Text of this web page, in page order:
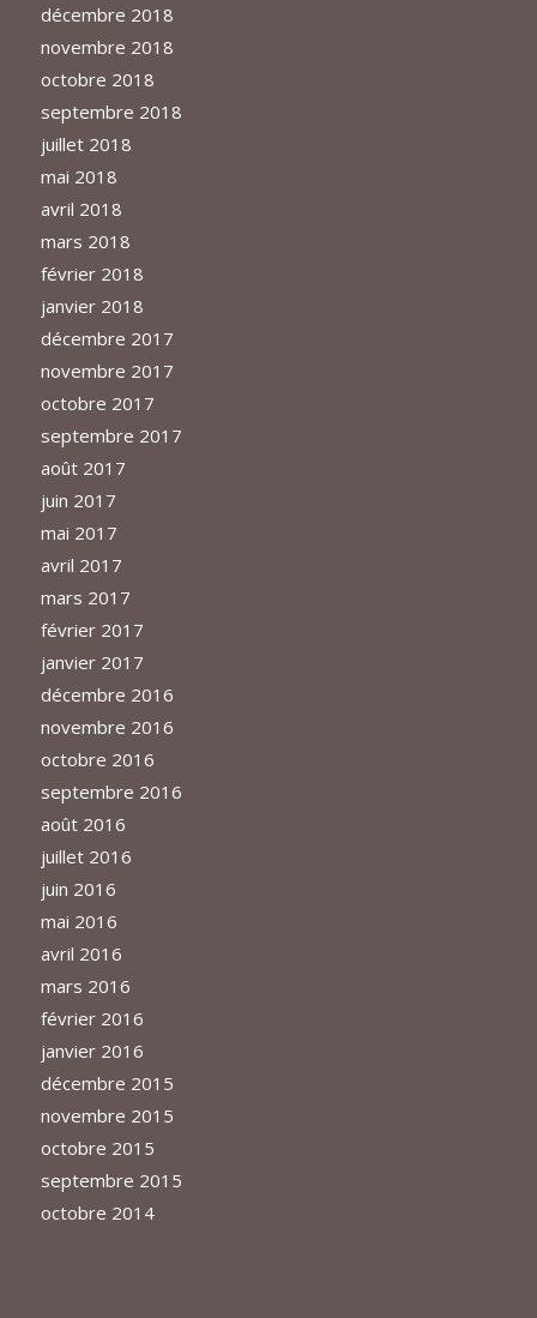
décembre 2018
novembre 2018
octobre 2018
septembre 2018
juillet 2018
mai 2018
avril 2018
mars 2018
février 2018
janvier 2018
décembre 2017
novembre 2017
octobre 2017
septembre 2017
août 2017
juin 2017
mai 2017
avril 2017
mars 2017
février 2017
janvier 2017
décembre 2016
novembre 2016
octobre 2016
septembre 2016
août 2016
juillet 2016
juin 2016
mai 2016
avril 2016
mars 2016
février 2016
janvier 2016
décembre 2015
novembre 2015
octobre 2015
septembre 2015
octobre 2014